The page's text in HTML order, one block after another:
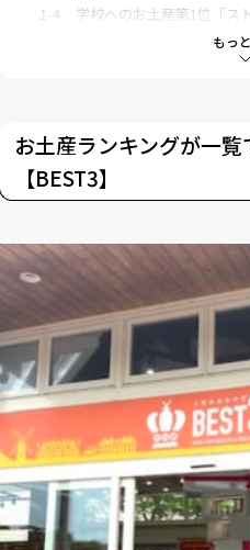
もっ
1-4
学校へのお土産第1位「ス
家族へのお土産第1位 「
1-7
カステラ第1位「千年の森
1-8
チーズケーキ第1位「シュ
1-9
ちゃんぽん・皿うどん
2 オリジナル菓子がそろう【フ
「ハウステンボスオリジ
2-2
「ナタデココ入りトロピ
込）」
3 チーズケーキは必食！【チー
3-1
アニーおばさんのチーズケ
3-2
「チーズフィナンシェ 6個
4 日本一の品揃え! カステラ専
4-1
須崎屋の「長崎五三焼カ
4-2
ハウステンボス限定 琴海
お土産ランキングが一
【BEST3】